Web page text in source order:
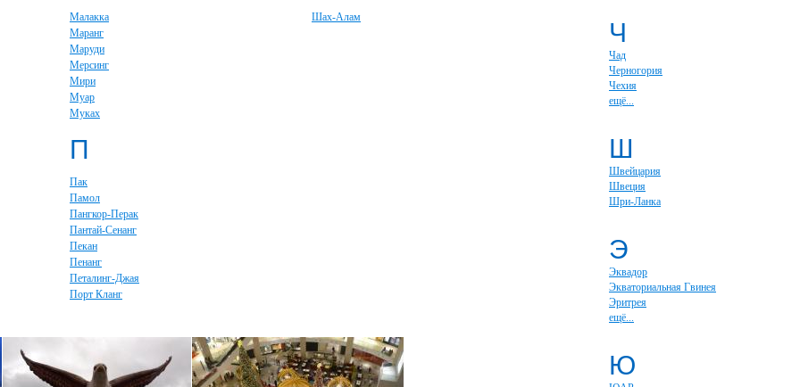
Малакка
Маранг
Маруди
Мерсинг
Мири
Муар
Муках
Шах-Алам
П
Пак
Памол
Пангкор-Перак
Пантай-Сенанг
Пекан
Пенанг
Петалинг-Джая
Порт Кланг
Ч
Чад
Черногория
Чехия
ещё...
Ш
Швейцария
Швеция
Шри-Ланка
Э
Эквадор
Экваториальная Гвинея
Эритрея
ещё...
Ю